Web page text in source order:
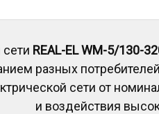
REAL-EL WM-5/130-
разных
сети от
и воздействия